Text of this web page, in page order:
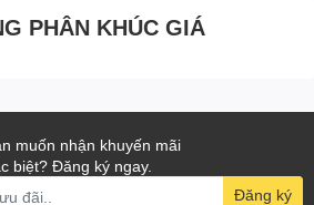
PHÂN KHÚC GIÁ
muốn nhận khuyến mãi
biệt? Đăng ký ngay.
Đăng ký